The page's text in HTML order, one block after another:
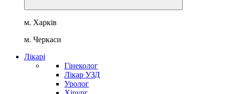
м. Харків
м. Черкаси
Лікарі
Гінеколог
Лікар УЗД
Уролог